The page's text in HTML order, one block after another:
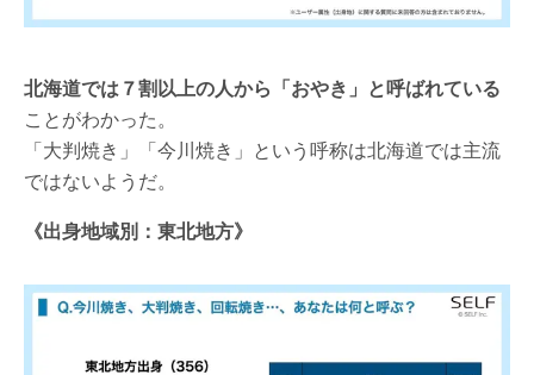
北海道では７割以上の人から「おやき」と呼ばれている
ことがわかった。
「大判焼き」「今川焼き」という呼称は北海道では主流
ではないようだ。
《出身地域別：東北地方》